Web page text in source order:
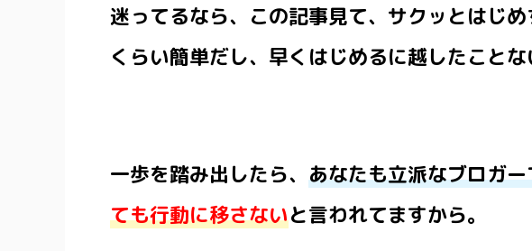
迷ってるなら、この記事見て、サクッとはじ
くらい簡単だし、早くはじめるに越したことな
一歩を踏み出したら、 あなたも立派なブロガ
ても行動に移さないと言われてますから。